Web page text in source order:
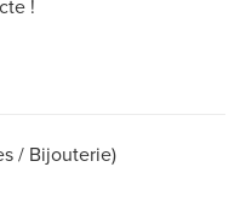
!
/ Bijouterie)